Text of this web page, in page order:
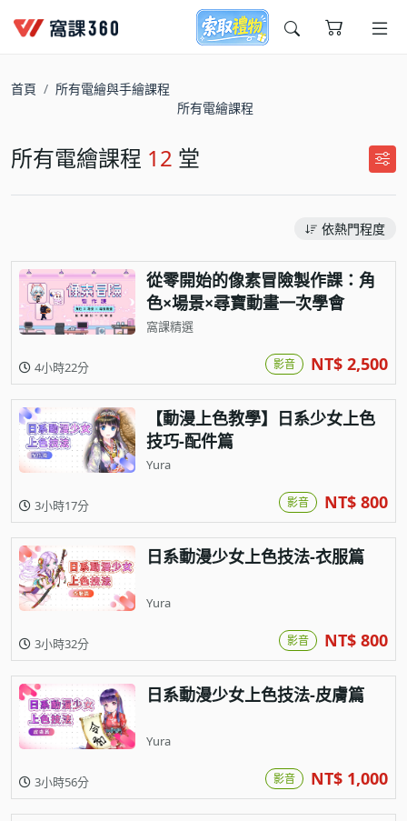
今天想要學什麼?
首頁
所有電繪與手繪課程
所有電繪課程
所有電繪課程 12 堂
依熱門程度
從零開始的像素冒險製作課：角
色×場景×尋寶動畫一次學會
窩課精選
4小時22分 影音 NT$ 2,500
【動漫上色教學】日系少女上色
技巧-配件篇
Yura
3小時17分 影音 NT$ 800
日系動漫少女上色技法-衣服篇
Yura
3小時32分 影音 NT$ 800
日系動漫少女上色技法-皮膚篇
Yura
3小時56分 影音 NT$ 1,000